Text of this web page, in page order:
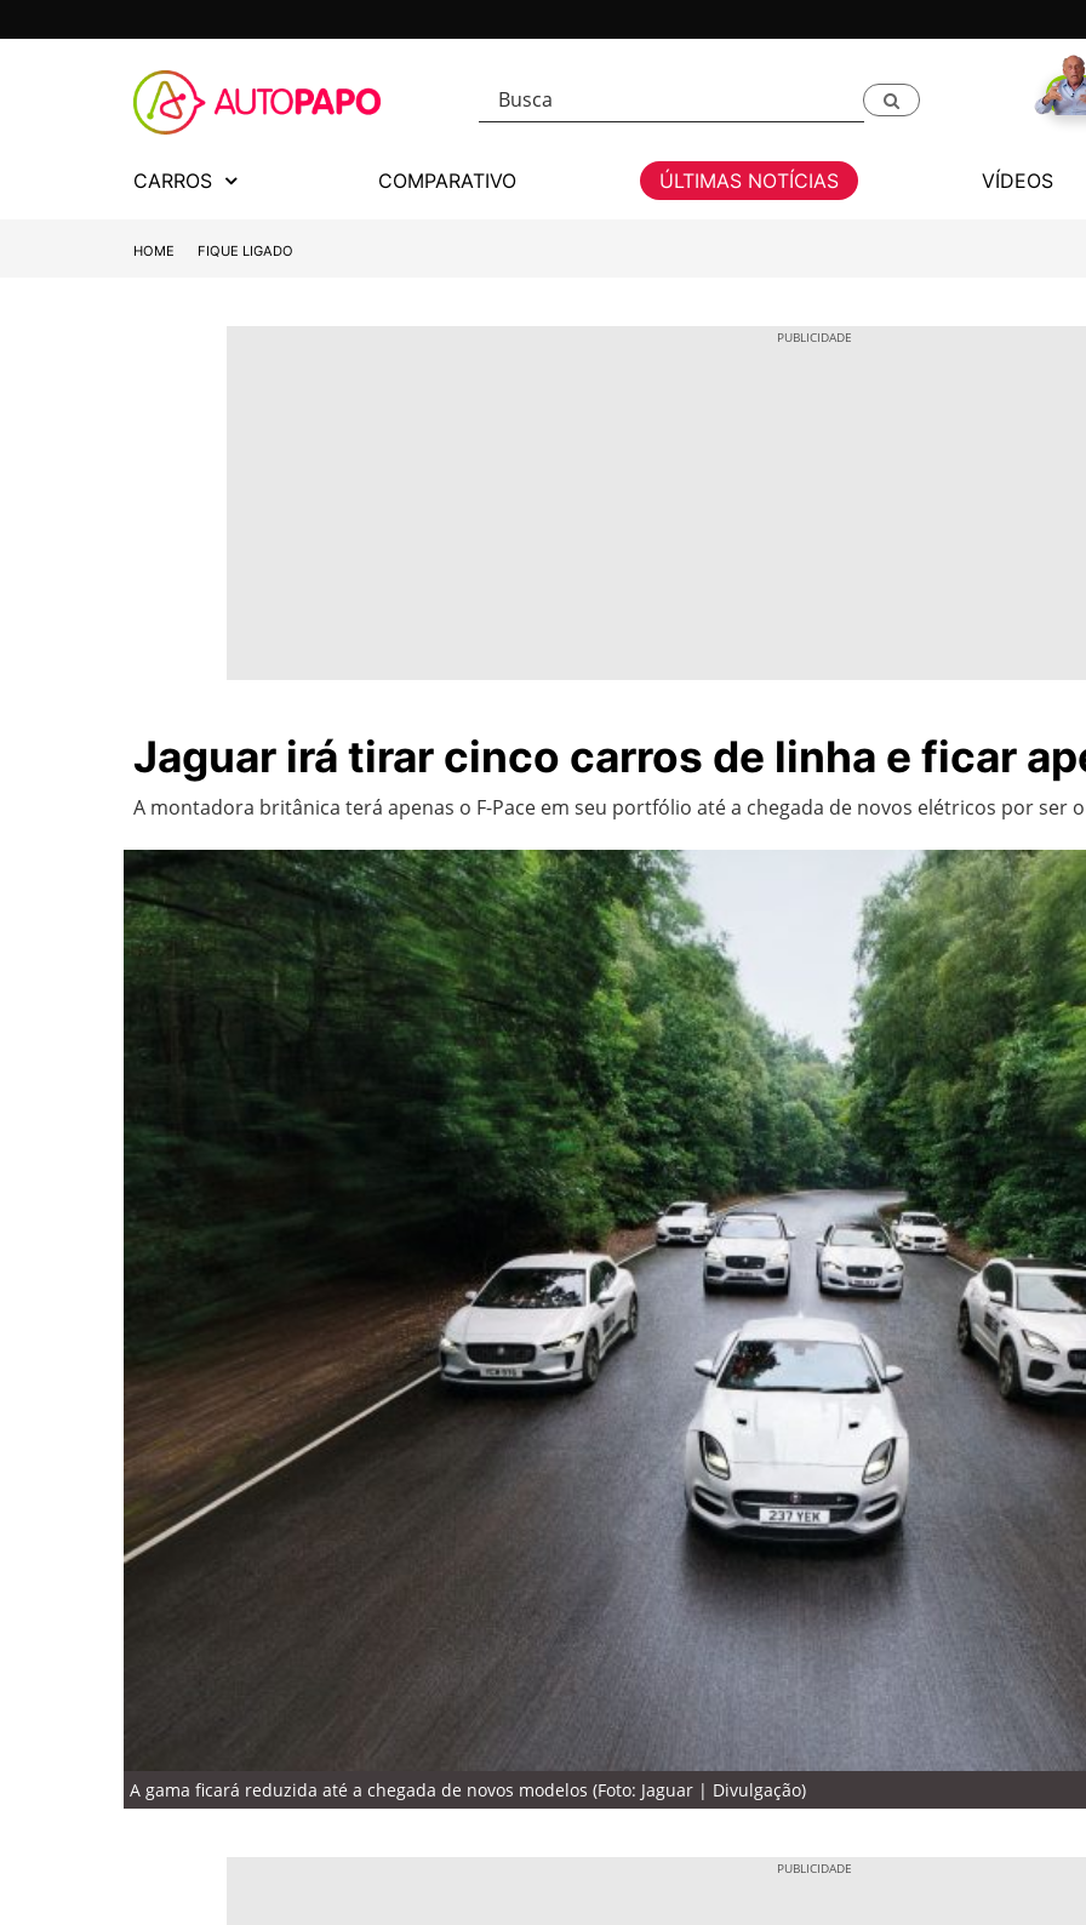
CARROS COMPARATIVO ÚLTIMAS NOTÍCIAS VÍDEOS
HOME FIQUE LIGADO
Jaguar irá tirar cinco carros de linha e ficar
A montadora britânica terá apenas o F-Pace em seu portfólio até a chegada de novos elétricos por ser
A gama ficará reduzida até a chegada de novos modelos (Foto: Jaguar | Divulgação)